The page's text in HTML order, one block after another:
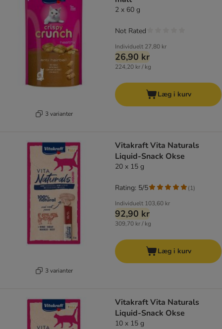
3 varianter
2 x 60 g
Individuelt 27,80 kr
26,90 kr
224,20 kr / kg
Not Rated
Læg i kurv
3 varianter
Vitakraft Vita Naturals
Liquid-Snack Okse
20 x 15 g
Individuelt 103,60 kr
92,90 kr
309,70 kr / kg
Rating: 5/5 (1)
Læg i kurv
Vitakraft Vita Naturals
Liquid-Snack Okse
10 x 15 g